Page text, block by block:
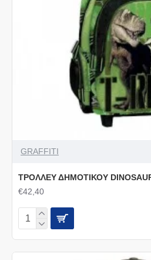
GRAFFITI
ΤΡΟΛΛΕΥ ΔΗΜΟΤΙΚΟΥ
€42,40